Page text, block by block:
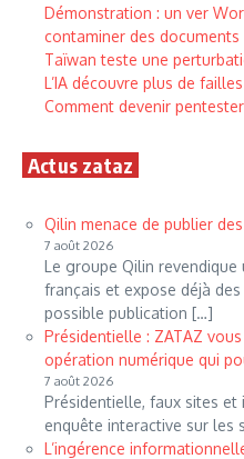
Démonstration : un ver
contaminer des documents
Taïwan teste une
L’IA découvre plus de
Comment devenir
Actus zataz
Qilin menace de publier
7 août 2026
Le groupe Qilin
français et expose déjà
possible publication […]
Présidentielle : ZATAZ
opération numérique qui
7 août 2026
Présidentielle, faux sites et
enquête interactive sur les
L’ingérence